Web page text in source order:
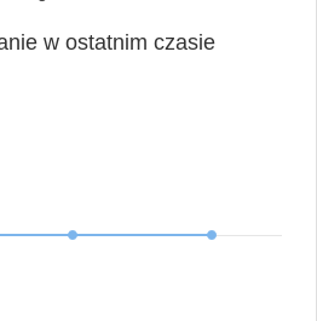
w ostatnim czasie